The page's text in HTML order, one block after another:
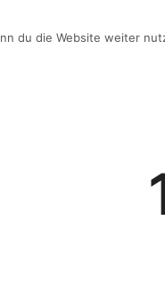
BLOG
du die Website weiter